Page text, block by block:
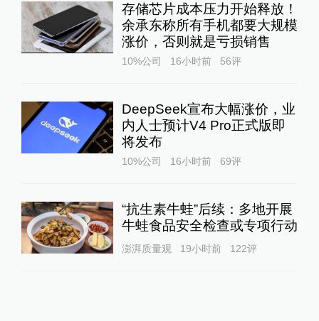
存储芯片成本压力开始释放！
余承东称所有手机都要大规模
涨价，否则就是亏损销售
10%公司 16小时前 56评
DeepSeek宣布大幅涨价，业
内人士预计V4 Pro正式版即
将发布
10%公司 16小时前 69评
“抗生素牛蛙”后续：多地开展
牛蛙食品安全检查或专项行动
澎湃质量观 19小时前 122评